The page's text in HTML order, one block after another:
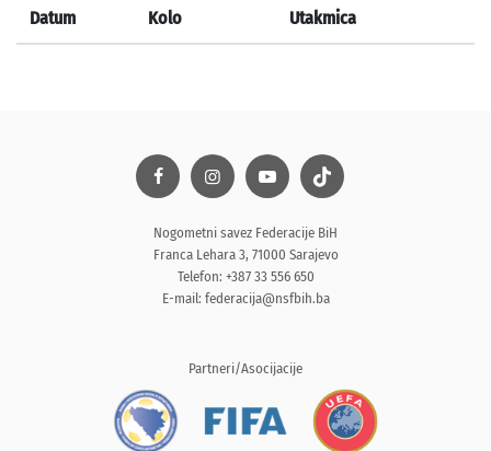
Datum Kolo Utakmica
Nogometni savez Federacije BiH
Franca Lehara 3, 71000 Sarajevo
Telefon: +387 33 556 650
E-mail: federacija@nsfbih.ba
Partneri/Asocijacije